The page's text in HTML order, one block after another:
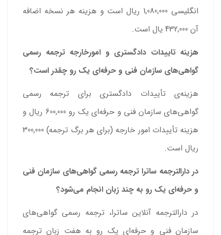
انگلیسی 1,080,000 ریال است و هزینه هر نسخه اضافه
آن 432,000 یال است.
هزینه تاییدات دادگستری و امورخارجه ترجمه رسمی
گواهی‌های سازمان فنی و حرفه‌ای یک رو چقدر است؟
هزینه‌ی تأییدات دادگستری برای ترجمه رسمی
گواهی‌های سازمان فنی و حرفه‌ای یک رو 600,000 ریال و
هزینه تأییدات امور خارجه (برای هر برگ ترجمه) 300,000
ریال است.
در دارالترجمه ساترا ترجمه رسمی گواهی‌های سازمان فنی
و حرفه‌ای یک رو به چند زبان انجام می‌شود؟
در دارالترجمه آنلاین ساترا، ترجمه رسمی گواهی‌های
سازمان فنی و حرفه‌ای یک رو به هفت زبان ترجمه